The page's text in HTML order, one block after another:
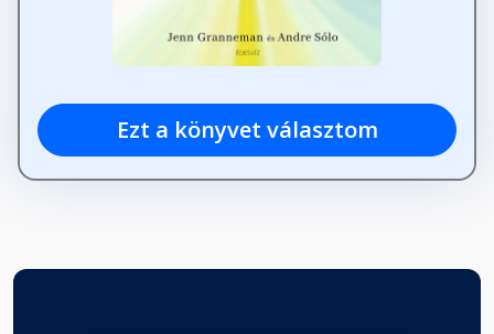
Ezt a könyvet választom